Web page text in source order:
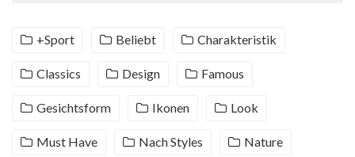
+Sport Beliebt Charakteristik
Classics Design Famous
Gesichtsform Ikonen Look
Must Have Nach Styles Nature